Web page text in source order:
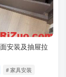
安装及抽屉拉
# 家具安装